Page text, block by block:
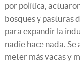
por política,
bosques y pasturas
para expandir la
nadie hace nada.
meter más vacas y